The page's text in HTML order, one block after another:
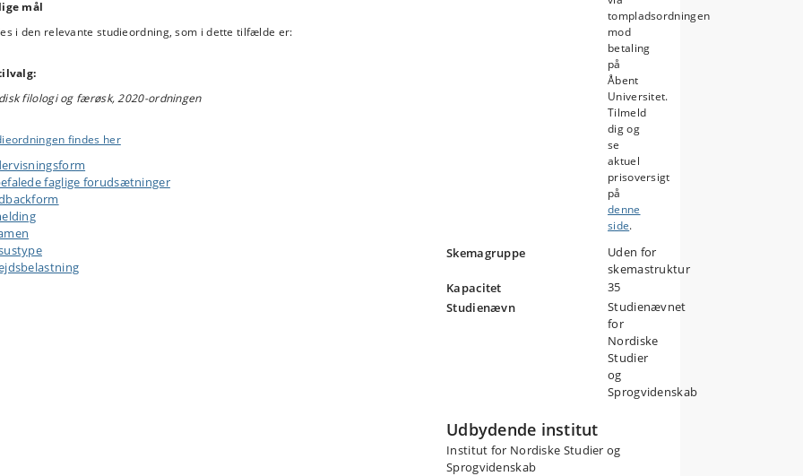
mål
i den relevante studieordning, som i dette tilfælde er:
filologi og færøsk, 2020-ordningen
findes her
faglige forudsætninger
tompladsordningen
mod
betaling
på
Åbent
Universitet.
Tilmeld
dig og
se
aktuel
prisoversigt
på
denne
side.
Skemagruppe
Uden for
skemastruktur
Kapacitet
35
Studienævn
Studienævnet
for
Nordiske
Studier
og
Sprogvidenskab
Udbydende institut
Institut for Nordiske Studier og
Sprogvidenskab